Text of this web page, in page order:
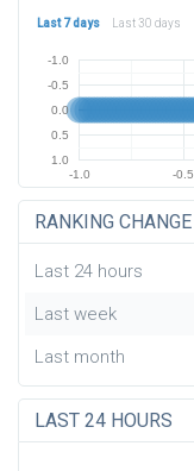
Last 7 days Last 30 days
-1.0 -0.5
-1.0
-0.5
0.0
0.5
1.0
RANKING CHANGE
Last 24 hours
Last week
Last month
LAST 24 HOURS